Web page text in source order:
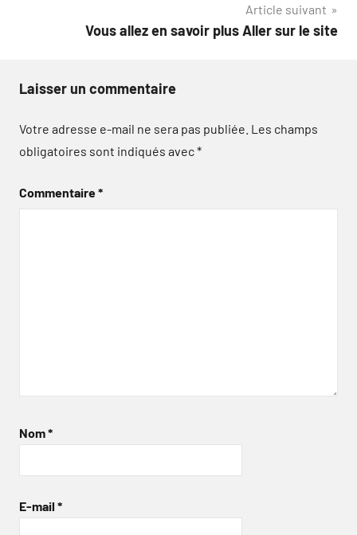
Article suivant
Vous allez en savoir plus Aller sur le site
Laisser un commentaire
Votre adresse e-mail ne sera pas publiée. Les champs
obligatoires sont indiqués avec*
Commentaire*
Nom*
E-mail *